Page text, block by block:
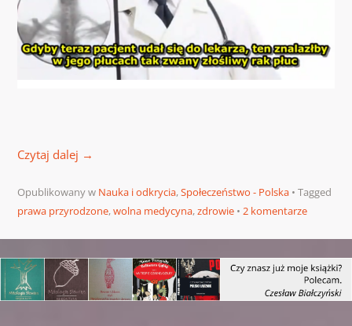
Czytaj dalej →
Opublikowany w Nauka i odkrycia,Społeczeństwo - Polska
Tagged
prawa przyrodzone,wolna medycyna,zdrowie 2 komentarze